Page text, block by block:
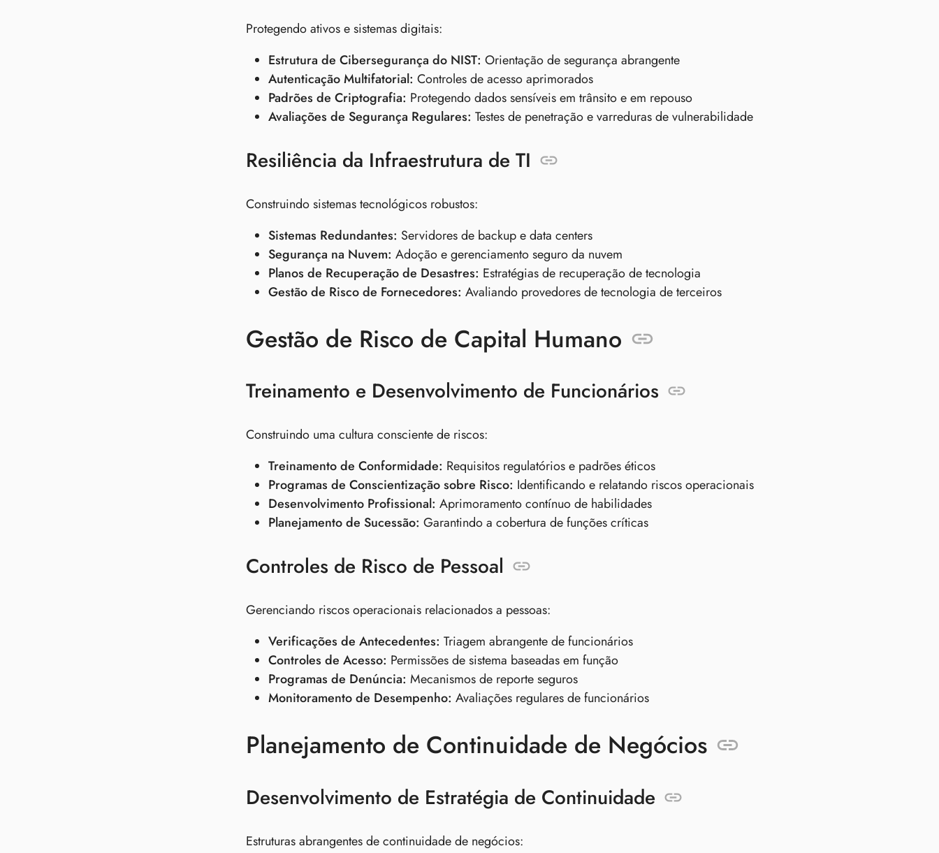
Protegendo ativos e sistemas digitais:
Estrutura de Cibersegurança do NIST: Orientação de segurança abrangente
Autenticação Multifatorial: Controles de acesso aprimorados
Padrões de Criptografia: Protegendo dados sensíveis em trânsito e em repouso
Avaliações de Segurança Regulares: Testes de penetração e varreduras de vulnerabilidade
Resiliência da Infraestrutura de TI
Construindo sistemas tecnológicos robustos:
Sistemas Redundantes: Servidores de backup e data centers
Segurança na Nuvem: Adoção e gerenciamento seguro da nuvem
Planos de Recuperação de Desastres: Estratégias de recuperação de tecnologia
Gestão de Risco de Fornecedores: Avaliando provedores de tecnologia de terceiros
Gestão de Risco de Capital Humano
Treinamento e Desenvolvimento de Funcionários
Construindo uma cultura consciente de riscos:
Treinamento de Conformidade: Requisitos regulatórios e padrões éticos
Programas de Conscientização sobre Risco: Identificando e relatando riscos operacionais
Desenvolvimento Profissional: Aprimoramento contínuo de habilidades
Planejamento de Sucessão: Garantindo a cobertura de funções críticas
Controles de Risco de Pessoal
Gerenciando riscos operacionais relacionados a pessoas:
Verificações de Antecedentes: Triagem abrangente de funcionários
Controles de Acesso: Permissões de sistema baseadas em função
Programas de Denúncia: Mecanismos de reporte seguros
Monitoramento de Desempenho: Avaliações regulares de funcionários
Planejamento de Continuidade de Negócios
Desenvolvimento de Estratégia de Continuidade
Estruturas abrangentes de continuidade de negócios: